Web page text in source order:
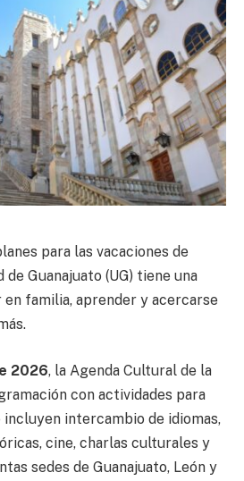
para las vacaciones de
de Guanajuato (UG) tiene una
familia, aprender y acercarse
2026, la Agenda Cultural de la
con actividades para
incluyen intercambio de idiomas,
cine, charlas culturales y
sedes de Guanajuato, León y